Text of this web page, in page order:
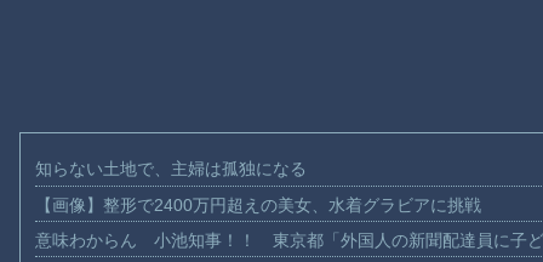
知らない土地で、主婦は孤独になる
【画像】整形で2400万円超えの美女、水着グラビアに挑戦
意味わからん 小池知事！！ 東京都「外国人の新聞配達員に子